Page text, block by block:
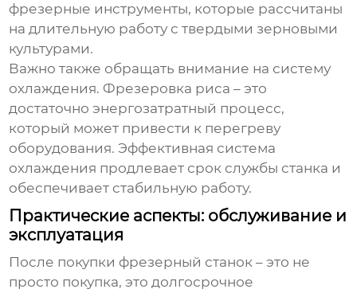
фрезерные инструменты, которые рассчитаны
на длительную работу с твердыми зерновыми
культурами.
Важно также обращать внимание на систему
охлаждения. Фрезеровка риса – это
достаточно энергозатратный процесс,
который может привести к перегреву
оборудования. Эффективная система
охлаждения продлевает срок службы станка и
обеспечивает стабильную работу.
Практические аспекты: обслуживание и
эксплуатация
После покупки фрезерный станок – это не
просто покупка, это долгосрочное